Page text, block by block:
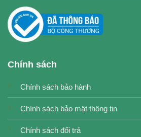
Chính sách
Chính sách bảo hành
Chính sách bảo mật thông tin
Chính sách đổi trả